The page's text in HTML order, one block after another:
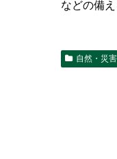
などの備
自然・災害